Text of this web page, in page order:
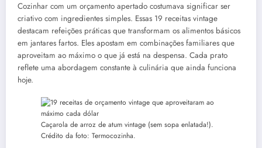
Cozinhar com um orçamento apertado costumava significar ser
criativo com ingredientes simples. Essas 19 receitas vintage
destacam refeições práticas que transformam os alimentos básicos
em jantares fartos. Eles apostam em combinações familiares que
aproveitam ao máximo o que já está na despensa. Cada prato
reflete uma abordagem constante à culinária que ainda funciona
hoje.
Caçarola de arroz de atum vintage (sem sopa enlatada!).
Crédito da foto: Termocozinha.